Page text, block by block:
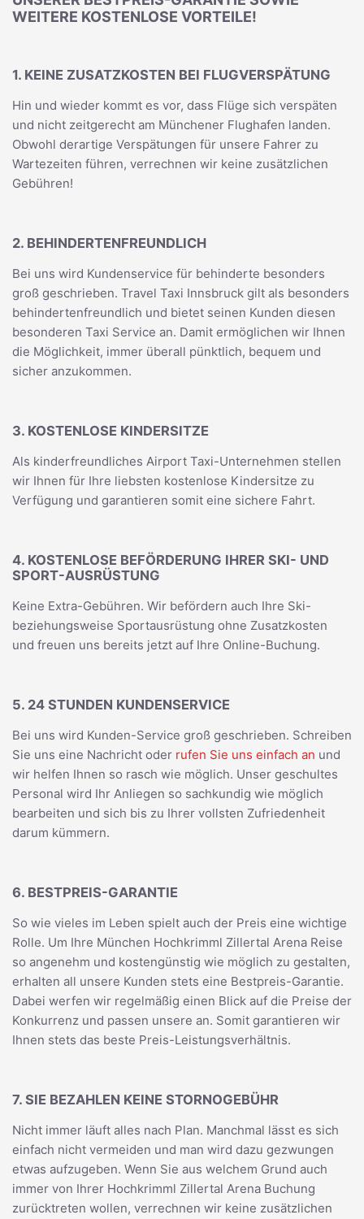
WEITERE KOSTENLOSE VORTEILE!
1. KEINE ZUSATZKOSTEN BEI FLUGVERSPÄTUNG
Hin und wieder kommt es vor, dass Flüge sich verspäten
und nicht zeitgerecht am Münchener Flughafen landen.
Obwohl derartige Verspätungen für unsere Fahrer zu
Wartezeiten führen, verrechnen wir keine zusätzlichen
Gebühren!
2. BEHINDERTENFREUNDLICH
Bei uns wird Kundenservice für behinderte besonders
groß geschrieben. Travel Taxi Innsbruck gilt als besonders
behindertenfreundlich und bietet seinen Kunden diesen
besonderen Taxi Service an. Damit ermöglichen wir Ihnen
die Möglichkeit, immer überall pünktlich, bequem und
sicher anzukommen.
3. KOSTENLOSE KINDERSITZE
Als kinderfreundliches Airport Taxi-Unternehmen stellen
wir Ihnen für Ihre liebsten kostenlose Kindersitze zu
Verfügung und garantieren somit eine sichere Fahrt.
4. KOSTENLOSE BEFÖRDERUNG IHRER SKI- UND
SPORT-AUSRÜSTUNG
Keine Extra-Gebühren. Wir befördern auch Ihre Ski-
beziehungsweise Sportausrüstung ohne Zusatzkosten
und freuen uns bereits jetzt auf Ihre Online-Buchung.
5. 24 STUNDEN KUNDENSERVICE
Bei uns wird Kunden-Service groß geschrieben. Schreiben
Sie uns eine Nachricht oder rufen Sie uns einfach an und
wir helfen Ihnen so rasch wie möglich. Unser geschultes
Personal wird Ihr Anliegen so sachkundig wie möglich
bearbeiten und sich bis zu Ihrer vollsten Zufriedenheit
darum kümmern.
6. BESTPREIS-GARANTIE
So wie vieles im Leben spielt auch der Preis eine wichtige
Rolle. Um Ihre München Hochkrimml Zillertal Arena Reise
so angenehm und kostengünstig wie möglich zu gestalten,
erhalten all unsere Kunden stets eine Bestpreis-Garantie.
Dabei werfen wir regelmäßig einen Blick auf die Preise der
Konkurrenz und passen unsere an. Somit garantieren wir
Ihnen stets das beste Preis-Leistungsverhältnis.
7. SIE BEZAHLEN KEINE STORNOGEBÜHR
Nicht immer läuft alles nach Plan. Manchmal lässt es sich
einfach nicht vermeiden und man wird dazu gezwungen
etwas aufzugeben. Wenn Sie aus welchem Grund auch
immer von Ihrer Hochkrimml Zillertal Arena Buchung
zurücktreten wollen, verrechnen wir keine zusätzlichen